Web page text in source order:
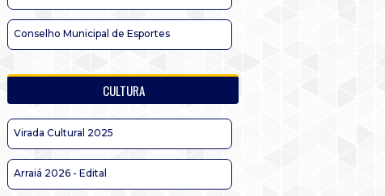
Conselho Municipal de Esportes
CULTURA
Virada Cultural 2025
Arraiá 2026 - Edital